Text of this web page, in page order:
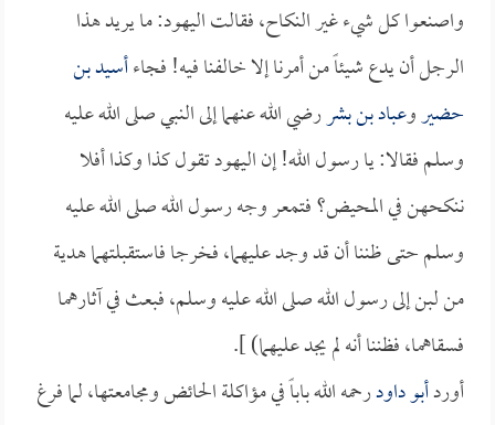
واصنعوا كل شيء غير النكاح، فقالت اليهود: ما يريد هذا
الرجل أن يدع شيئاً من أمرنا إلا خالفنا فيه! فجاءأسيد بن
حضيروعباد بن بشررضي الله عنهما إلى النبي صلى الله عليه
وسلم فقالا: يا رسول الله! إن اليهود تقول كذا وكذا أفلا
ننكحهن في المحيض؟ فتمعر وجه رسول الله صلى الله عليه
وسلم حتى ظننا أن قد وجد عليهما، فخرجا فاستقبلتهما هدية
من لبن إلى رسول الله صلى الله عليه وسلم، فبعث في آثارهما
فسقاهما، فظننا أنه لم يجد عليهما) ].
أوردأبو داودرحمه الله باباً في مؤاكلة الحائض ومجامعتها، لما فرغ